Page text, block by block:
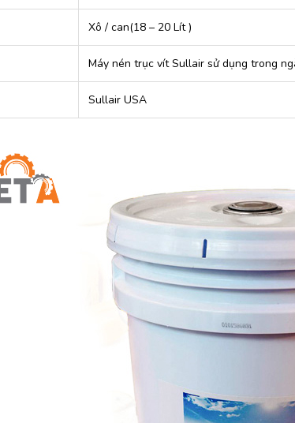
Xô / can(18 – 20 Lít )
Máy nén trục vít Sullair sử dụng trong
Sullair USA